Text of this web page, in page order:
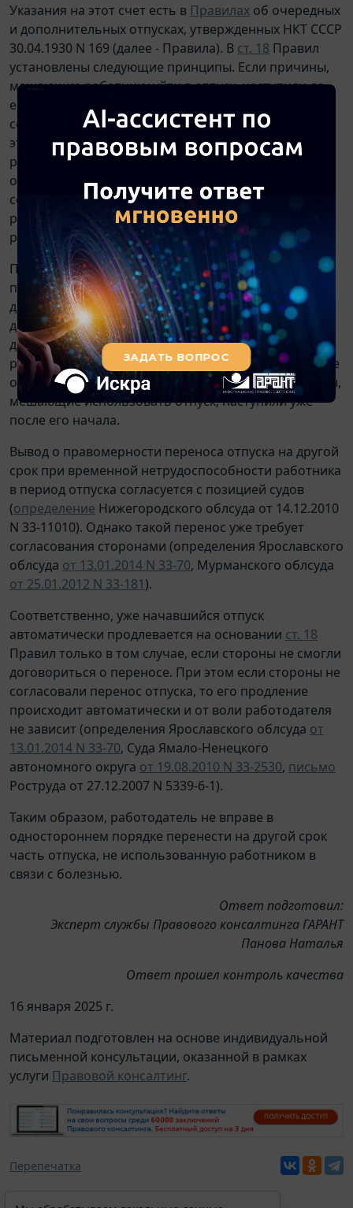
Указания на этот счет есть в Правилах об очередных
и дополнительных отпусках, утвержденных НКТ СССР
30.04.1930 N 169 (далее - Правила). В ст. 18 Правил
установлены следующие принципы. Если причины,
мешающие работнику уйти в отпуск, наступили до
его начала, то новый срок отпуска определяется по
соглашению работодателя с работником. Если же
эти причины наступили во время пребывания
работника в отпуске, то срок возвращения из
отпуска автоматически удлиняется на
соответствующее количество дней, причем
работник обязан немедленно уведомить об этом
работодателя.
При этом начавшийся отпуск теоретически можно
продлить, а можно и перенести неиспользованные
дни на другой срок. Формулировка ст. 124ТК РФ
допускает оба варианта. Поэтомуст. 18 Правил не
должна рассматриваться как ограничение прав
работника и работодателя договориться о переносе
оставшихся дней отпуска в ситуации, когда причины,
мешающие использовать отпуск, наступили уже
после его начала.
Вывод о правомерности переноса отпуска на другой
срок при временной нетрудоспособности работника
в период отпуска согласуется с позицией судов
(определение Нижегородского облсуда от 14.12.2010
N 33-11010). Однако такой перенос уже требует
согласования сторонами (определения Ярославского
облсуда от 13.01.2014 N 33-70, Мурманского облсуда
от 25.01.2012 N 33-181).
Соответственно, уже начавшийся отпуск
автоматически продлевается на основании ст. 18
Правил только в том случае, если стороны не смогли
договориться о переносе. При этом если стороны не
согласовали перенос отпуска, то его продление
происходит автоматически и от воли работодателя
не зависит (определения Ярославского облсуда от
13.01.2014 N 33-70, Суда Ямало-Ненецкого
автономного округа от 19.08.2010 N 33-2530, письмо
Роструда от 27.12.2007 N 5339-6-1).
Таким образом, работодатель не вправе в
одностороннем порядке перенести на другой срок
часть отпуска, не использованную работником в
связи с болезнью.
Ответ подготовил:
Эксперт службы Правового консалтинга ГАРАНТ
Панова Наталья
Ответ прошел контроль качества
16 января 2025 г.
Материал подготовлен на основе индивидуальной
письменной консультации, оказанной в рамках
услуги Правовой консалтинг.
Перепечатка